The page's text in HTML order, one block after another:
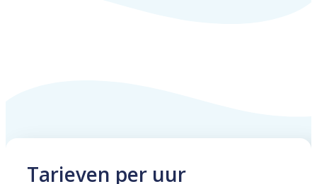
Tarieven per uur